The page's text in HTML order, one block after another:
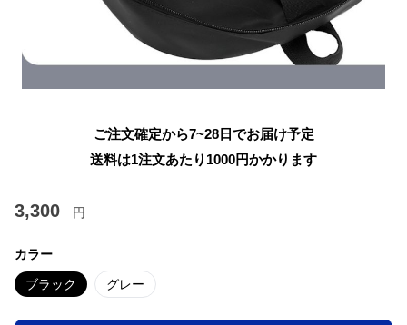
ご注文確定から7~28日でお届け予定
送料は1注文あたり 1000円かかります
3,300 円
カラー
ブラック グレー